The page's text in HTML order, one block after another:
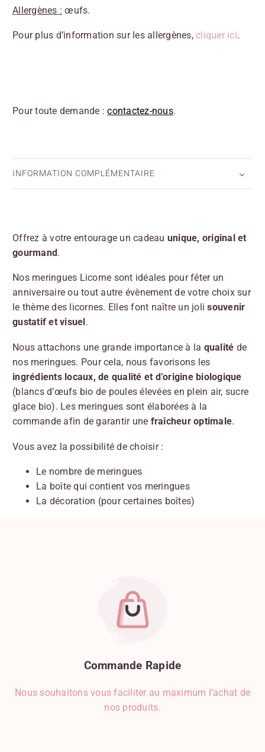
Allergènes : œufs.
Pour plus d’information sur les allergènes, cliquer ici.
Pour toute demande :contactez-nous.
INFORMATION COMPLÉMENTAIRE
Offrez à votre entourage un cadeau unique, original et
gourmand.
Nos meringues Licorne sont idéales pour fêter un
anniversaire ou tout autre évènement de votre choix sur
le thème des licornes. Elles font naître un jolisouvenir
gustatif et visuel .
Nous attachons une grande importance à la qualité de
nos meringues. Pour cela, nous favorisons les
ingrédients locaux, de qualité et d’origine biologique
(blancs d’œufs bio de poules élevées en plein air, sucre
glace bio). Les meringues sont élaborées à la
commande afin de garantir une fraîcheur optimale.
Vous avez la possibilité de choisir :
Le nombre de meringues
La boîte qui contient vos meringues
La décoration (pour certaines boîtes)
Commande Rapide
Nous souhaitons vous faciliter au maximum l’achat de
nos produits.